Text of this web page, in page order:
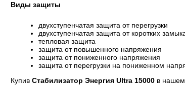
Виды защиты
двухступенчатая защита от перегрузки
двухступенчатая защита от коротких
тепловая защита
защита от повышенного напряжения
защита от пониженного напряжения
защита от перегрузки на пониженном
Купив Стабилизатор Энергия Ultra 15000 в нашем